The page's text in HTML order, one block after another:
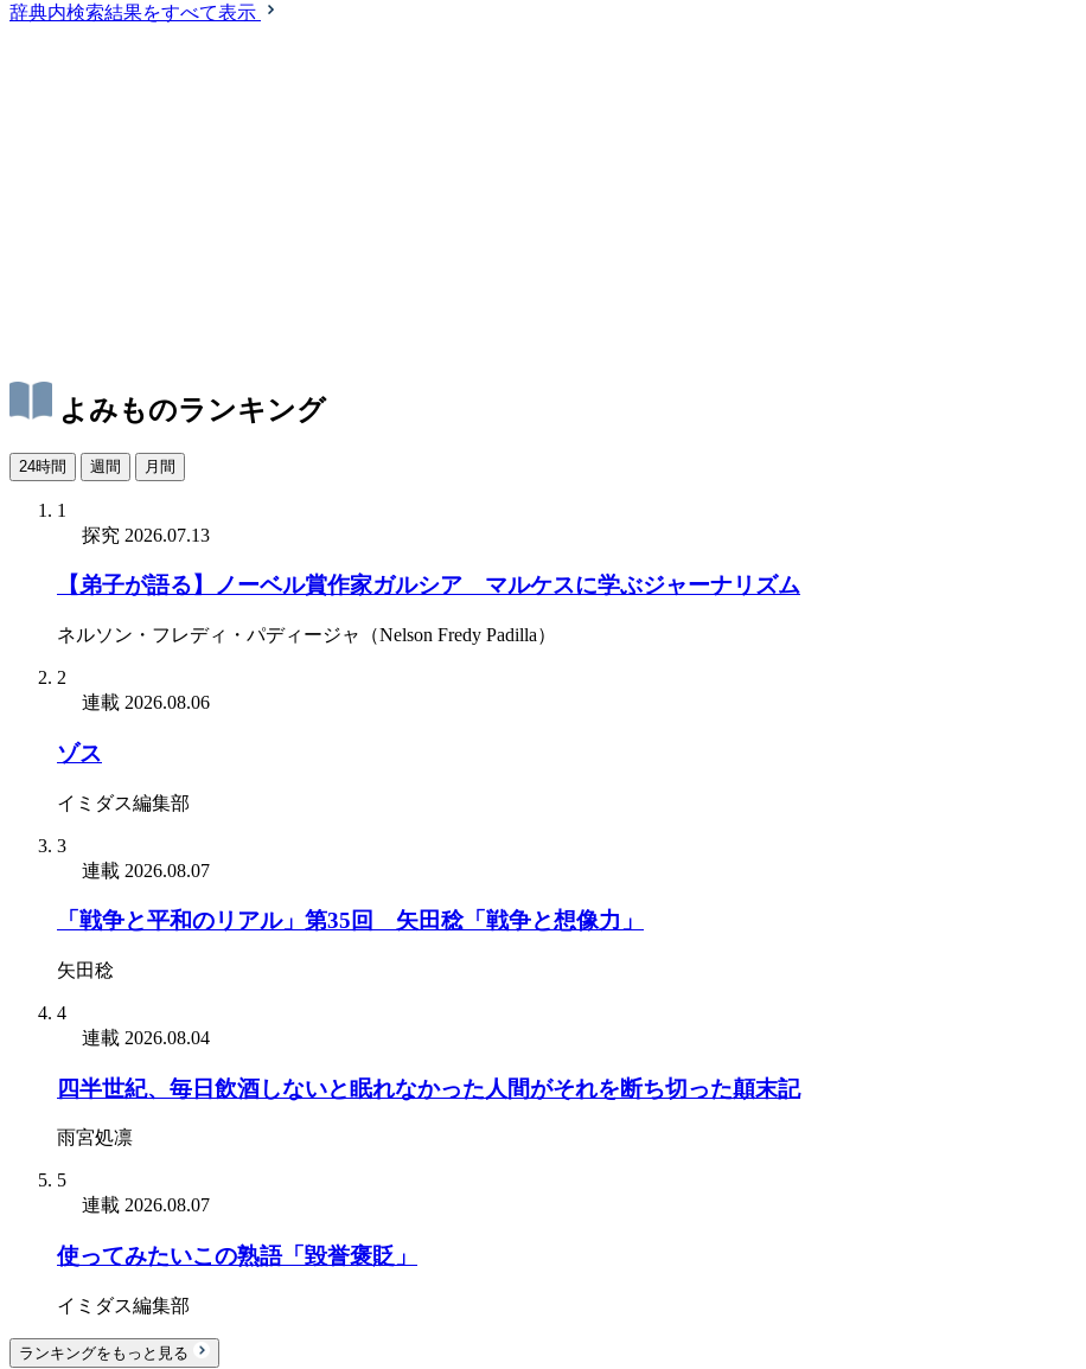
辞典内検索結果をすべて表示
よみものランキング
24時間 週間 月間
1
探究 2026.07.13
【弟子が語る】ノーベル賞作家ガルシア゠マルケスに学ぶジャーナリズム
ネルソン・フレディ・パディージャ（Nelson Fredy Padilla）
2
連載 2026.08.06
ゾス
イミダス編集部
3
連載 2026.08.07
「戦争と平和のリアル」第35回 矢田稔「戦争と想像力」
矢田稔
4
連載 2026.08.04
四半世紀、毎日飲酒しないと眠れなかった人間がそれを断ち切った顛末記
雨宮処凛
5
連載 2026.08.07
使ってみたいこの熟語「毀誉褒貶」
イミダス編集部
ランキングをもっと見る